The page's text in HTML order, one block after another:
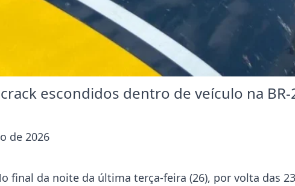
escondidos dentro de veículo na
de 2026
final da noite da última terça-feira (26), por volta das